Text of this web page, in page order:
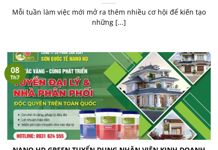
Mỗi tuần làm việc mới mở ra thêm nhiều cơ hội để kiến tạo
những [...]
08
Th7